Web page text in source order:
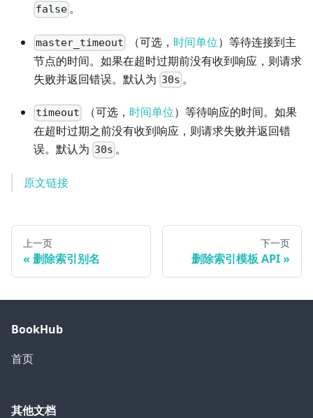
false 。
master_timeout （可选， 时间单位）等待连接到主
节点的时间。如果在超时过期前没有收到响应，则请求
失败并返回错误。默认为 30s 。
timeout （可选， 时间单位）等待响应的时间。如果
在超时过期之前没有收到响应，则请求失败并返回错
误。默认为 30s 。
原文链接
上一页
删除索引别名
下一页
删除索引模板 API
BookHub
首页
其他文档